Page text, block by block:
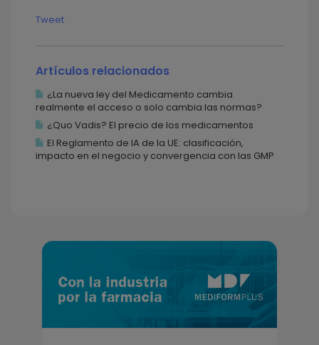
Tweet
Artículos relacionados
¿La nueva ley del Medicamento cambia
realmente el acceso o solo cambia las normas?
¿Quo Vadis? El precio de los medicamentos
El Reglamento de IA de la UE: clasificación,
impacto en el negocio y convergencia con las GMP